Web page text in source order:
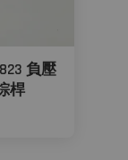
823 負壓
桿